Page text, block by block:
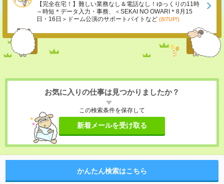
【完全在宅！】難しい業務なし＆電話なし！ゆっくりの11時
～時短＊データ入力・事務、＜SEKAI NO OWARI＊8月15
日・16日＞ドーム公演のサポートバイトなど (8/7UP!)
お気に入りの仕事は見つかりましたか？
この検索条件を保存して
新着メールを受け取る
かんたん検索はこちら